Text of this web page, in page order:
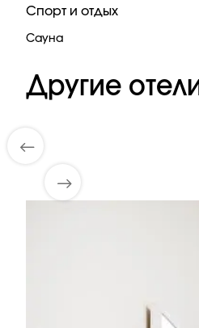
Спорт и отдых
Сауна
Другие